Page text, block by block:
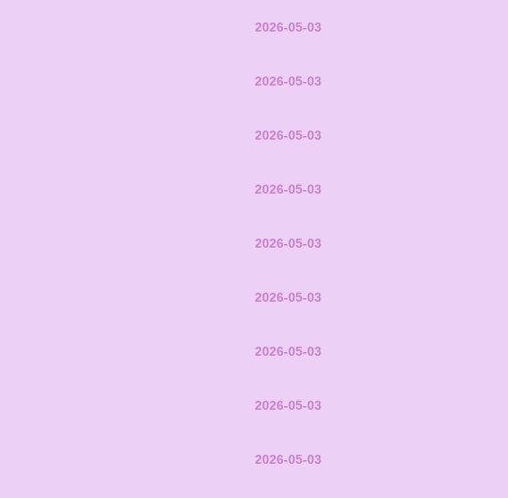
2026-05-03
2026-05-03
2026-05-03
2026-05-03
2026-05-03
2026-05-03
2026-05-03
2026-05-03
2026-05-03